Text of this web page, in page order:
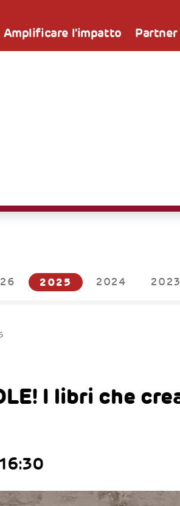
Amplificare l'impatto Partner
2025 2024 2023
I libri che